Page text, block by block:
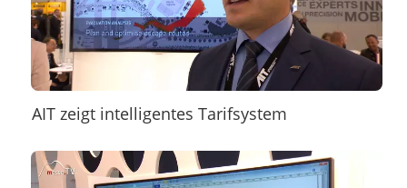
AIT zeigt intelligentes Tarifsystem